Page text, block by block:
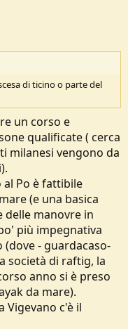
di ticino o parte del
un corso e
qualificate ( cerca
milanesi vengono da
al Po è fattibile
(e una basica
delle manovre in
più impegnativa
- guardacaso-
società di raftig, la
anno si è preso
da mare).
Vigevano c'è il